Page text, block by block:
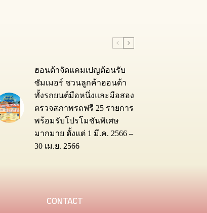
ฮอนด้าจัดแคมเปญต้อนรับ
ซัมเมอร์ ชวนลูกค้าฮอนด้า
ทั้งรถยนต์มือหนึ่งและมือสอง
ตรวจสภาพรถฟรี 25 รายการ
พร้อมรับโปรโมชันพิเศษ
มากมาย ตั้งแต่ 1 มี.ค. 2566 –
30 เม.ย. 2566
CONTACT